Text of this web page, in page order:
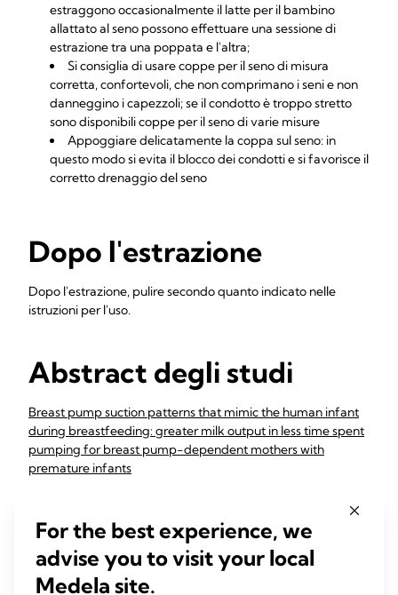
estraggono occasionalmente il latte per il bambino
allattato al seno possono effettuare una sessione di
estrazione tra una poppata e l'altra;
Si consiglia di usare coppe per il seno di misura
corretta, confortevoli, che non comprimano i seni e non
danneggino i capezzoli; se il condotto è troppo stretto
sono disponibili coppe per il seno di varie misure
Appoggiare delicatamente la coppa sul seno: in
questo modo si evita il blocco dei condotti e si favorisce il
corretto drenaggio del seno
Dopo l'estrazione
Dopo l'estrazione, pulire secondo quanto indicato nelle
istruzioni per l'uso.
Abstract degli studi
Breast pump suction patterns that mimic the human infant
during breastfeeding: greater milk output in less time spent
pumping for breast pump-dependent mothers with
premature infants
effectiveness, efficiency, comfort and convenience of newly
designed breast pump suction patterns (BPSPs) that mimic
sucking ...
Meier PP, Engstrom JL, Janes JE, Jegier BJ, Loera F (2012)
For the best experience, we
advise you to visit your local
Medela site.